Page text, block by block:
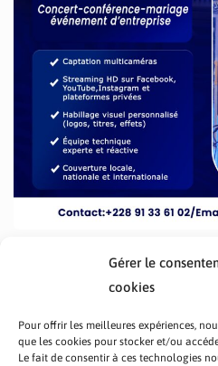
Gérer le
cookies
Pour offrir les meilleures expériences,
que les cookies pour stocker et/ou
Le fait de consentir à ces technologies